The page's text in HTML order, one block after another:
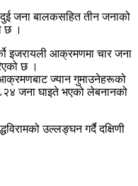
जना बालकसहित तीन जनाको
छ ।
इजरायली आक्रमणमा चार जना
छ ।
आक्रमणबाट ज्यान गुमाउनेहरूको
जना घाइते भएको लेबनानको
उल्लङ्घन गर्दै दक्षिणी